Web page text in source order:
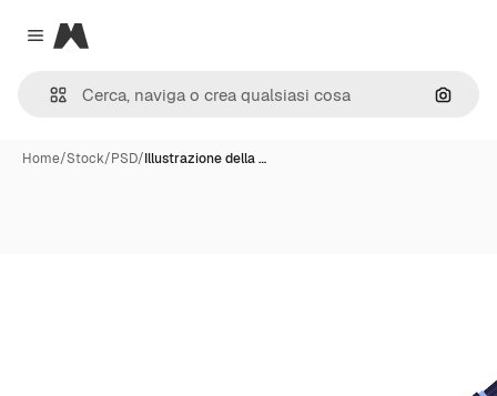
Close menu
Magnific
Cerca
Home/Stock/PSD/Illustrazione della …